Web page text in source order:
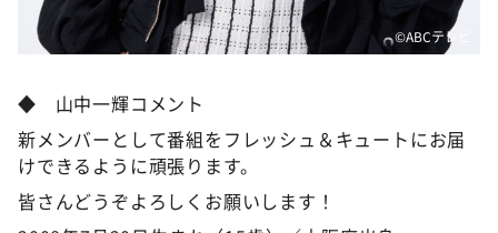
©️ABCテレビ
◆ 山中一輝コメント
新メンバーとして番組をフレッシュ＆キュートにお届
けできるように頑張ります。
皆さんどうぞよろしくお願いします！